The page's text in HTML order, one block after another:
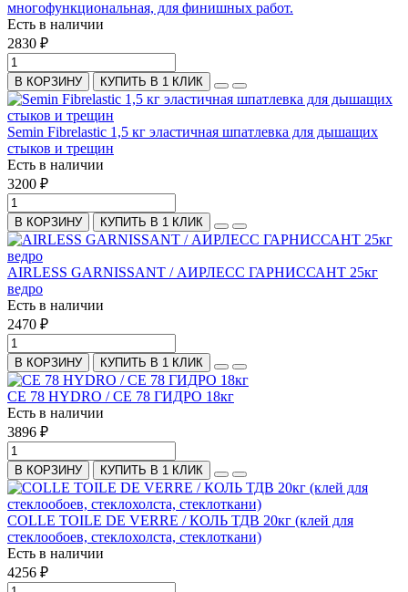
многофункциональная, для финишных работ.
Есть в наличии
2830 ₽
В КОРЗИНУ КУПИТЬ В 1 КЛИК
Semin Fibrelastic 1,5 кг эластичная шпатлевка для дышащих
стыков и трещин
Есть в наличии
3200 ₽
В КОРЗИНУ КУПИТЬ В 1 КЛИК
AIRLESS GARNISSANT / АИРЛЕСС ГАРНИССАНТ 25кг
ведро
Есть в наличии
2470 ₽
В КОРЗИНУ КУПИТЬ В 1 КЛИК
CE 78 HYDRO / CE 78 ГИДРО 18кг
Есть в наличии
3896 ₽
В КОРЗИНУ КУПИТЬ В 1 КЛИК
COLLE TOILE DE VERRE / КОЛЬ ТДВ 20кг (клей для
стеклообоев, стеклохолста, стеклоткани)
Есть в наличии
4256 ₽